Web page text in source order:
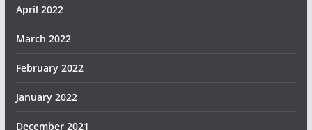
April 2022
March 2022
February 2022
January 2022
December 2021